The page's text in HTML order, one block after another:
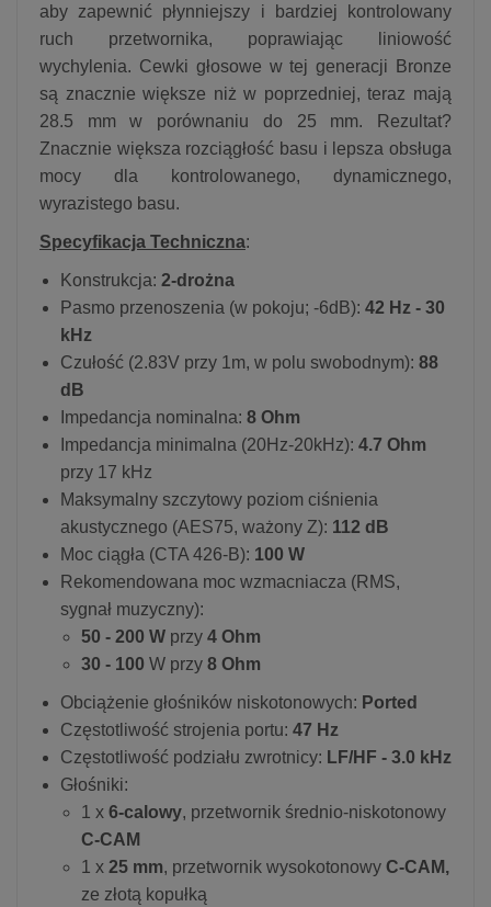
aby zapewnić płynniejszy i bardziej kontrolowany
ruch przetwornika, poprawiając liniowość
wychylenia. Cewki głosowe w tej generacji Bronze
są znacznie większe niż w poprzedniej, teraz mają
28.5 mm w porównaniu do 25 mm. Rezultat?
Znacznie większa rozciągłość basu i lepsza obsługa
mocy dla kontrolowanego, dynamicznego,
wyrazistego basu.
Specyfikacja Techniczna:
Konstrukcja: 2-drożna
Pasmo przenoszenia (w pokoju; -6dB): 42 Hz - 30
kHz
Czułość (2.83V przy 1m, w polu swobodnym): 88
dB
Impedancja nominalna: 8 Ohm
Impedancja minimalna (20Hz-20kHz): 4.7 Ohm
przy 17 kHz
Maksymalny szczytowy poziom ciśnienia
akustycznego (AES75, ważony Z): 112 dB
Moc ciągła (CTA 426-B): 100 W​
Rekomendowana moc wzmacniacza (RMS,
sygnał muzyczny):
50 - 200 W przy 4 Ohm
30 - 100 W przy 8 Ohm
Obciążenie głośników niskotonowych: Ported
Częstotliwość strojenia portu: 47 Hz
Częstotliwość podziału zwrotnicy: LF/HF - 3.0 kHz
Głośniki:
1 x 6-calowy, przetwornik średnio-niskotonowy
C-CAM
1 x 25 mm, przetwornik wysokotonowy C-CAM,
ze złotą kopułką